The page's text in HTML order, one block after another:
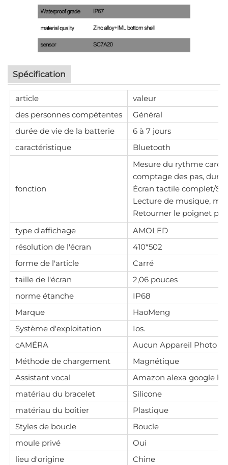
Spécification
article
valeur
des personnes compétentes
Général
durée de vie de la batterie
6 à 7 jours
caractéristique
Bluetooth
fonction
Mesure du rythme
comptage des pas,
Écran tactile complet/
Lecture de musique,
Retourner le poignet
type d'affichage
AMOLED
résolution de l'écran
410*502
forme de l'article
Carré
taille de l'écran
2,06 pouces
norme étanche
IP68
Marque
HaoMeng
Système d'exploitation
Ios.
cAMÉRA
Aucun Appareil Photo
Méthode de chargement
Magnétique
Assistant vocal
Amazon alexa google
matériau du bracelet
Silicone
matériau du boîtier
Plastique
Styles de boucle
Boucle
moule privé
Oui
lieu d'origine
Chine